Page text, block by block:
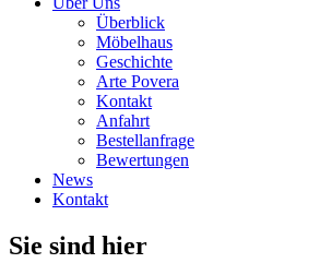
Überblick
Möbelhaus
Geschichte
Arte Povera
Kontakt
Anfahrt
Bestellanfrage
Bewertungen
News
Kontakt
Sie sind hier